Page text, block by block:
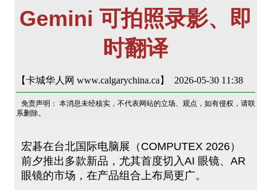
Gemini 可拍照录影、即
时翻译
【卡城华人网 www.calgarychina.ca】 2026-05-30 11:38
免责声明： 本消息未经核实，不代表网站的立场、观点，如有侵权，请联
系删除。
宏碁在台北国际电脑展（COMPUTEX 2026）
前夕推出多款新品，尤其首度切入AI 眼镜、AR
眼镜的市场，在产品组合上布局更广。